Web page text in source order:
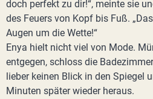
doch perfekt zu dir!“, meinte sie
des Feuers von Kopf bis Fuß.
Augen um die Wette!“
Enya hielt nicht viel von Mode.
entgegen, schloss die
lieber keinen Blick in den Spiegel
Minuten später wieder heraus.